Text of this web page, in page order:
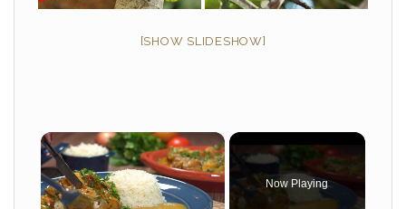
[SHOW SLIDESHOW]
×
Now Playing